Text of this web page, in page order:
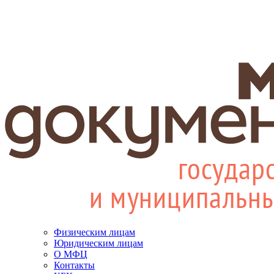
Физическим лицам
Юридическим лицам
О МФЦ
Контакты